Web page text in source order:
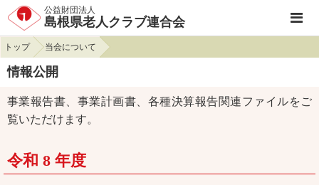
公益財団法人
島根県老人クラブ連合会
トップ 当会について
情報公開
事業報告書、事業計画書、各種決算報告関連ファイルをご
覧いただけます。
令和 8 年度